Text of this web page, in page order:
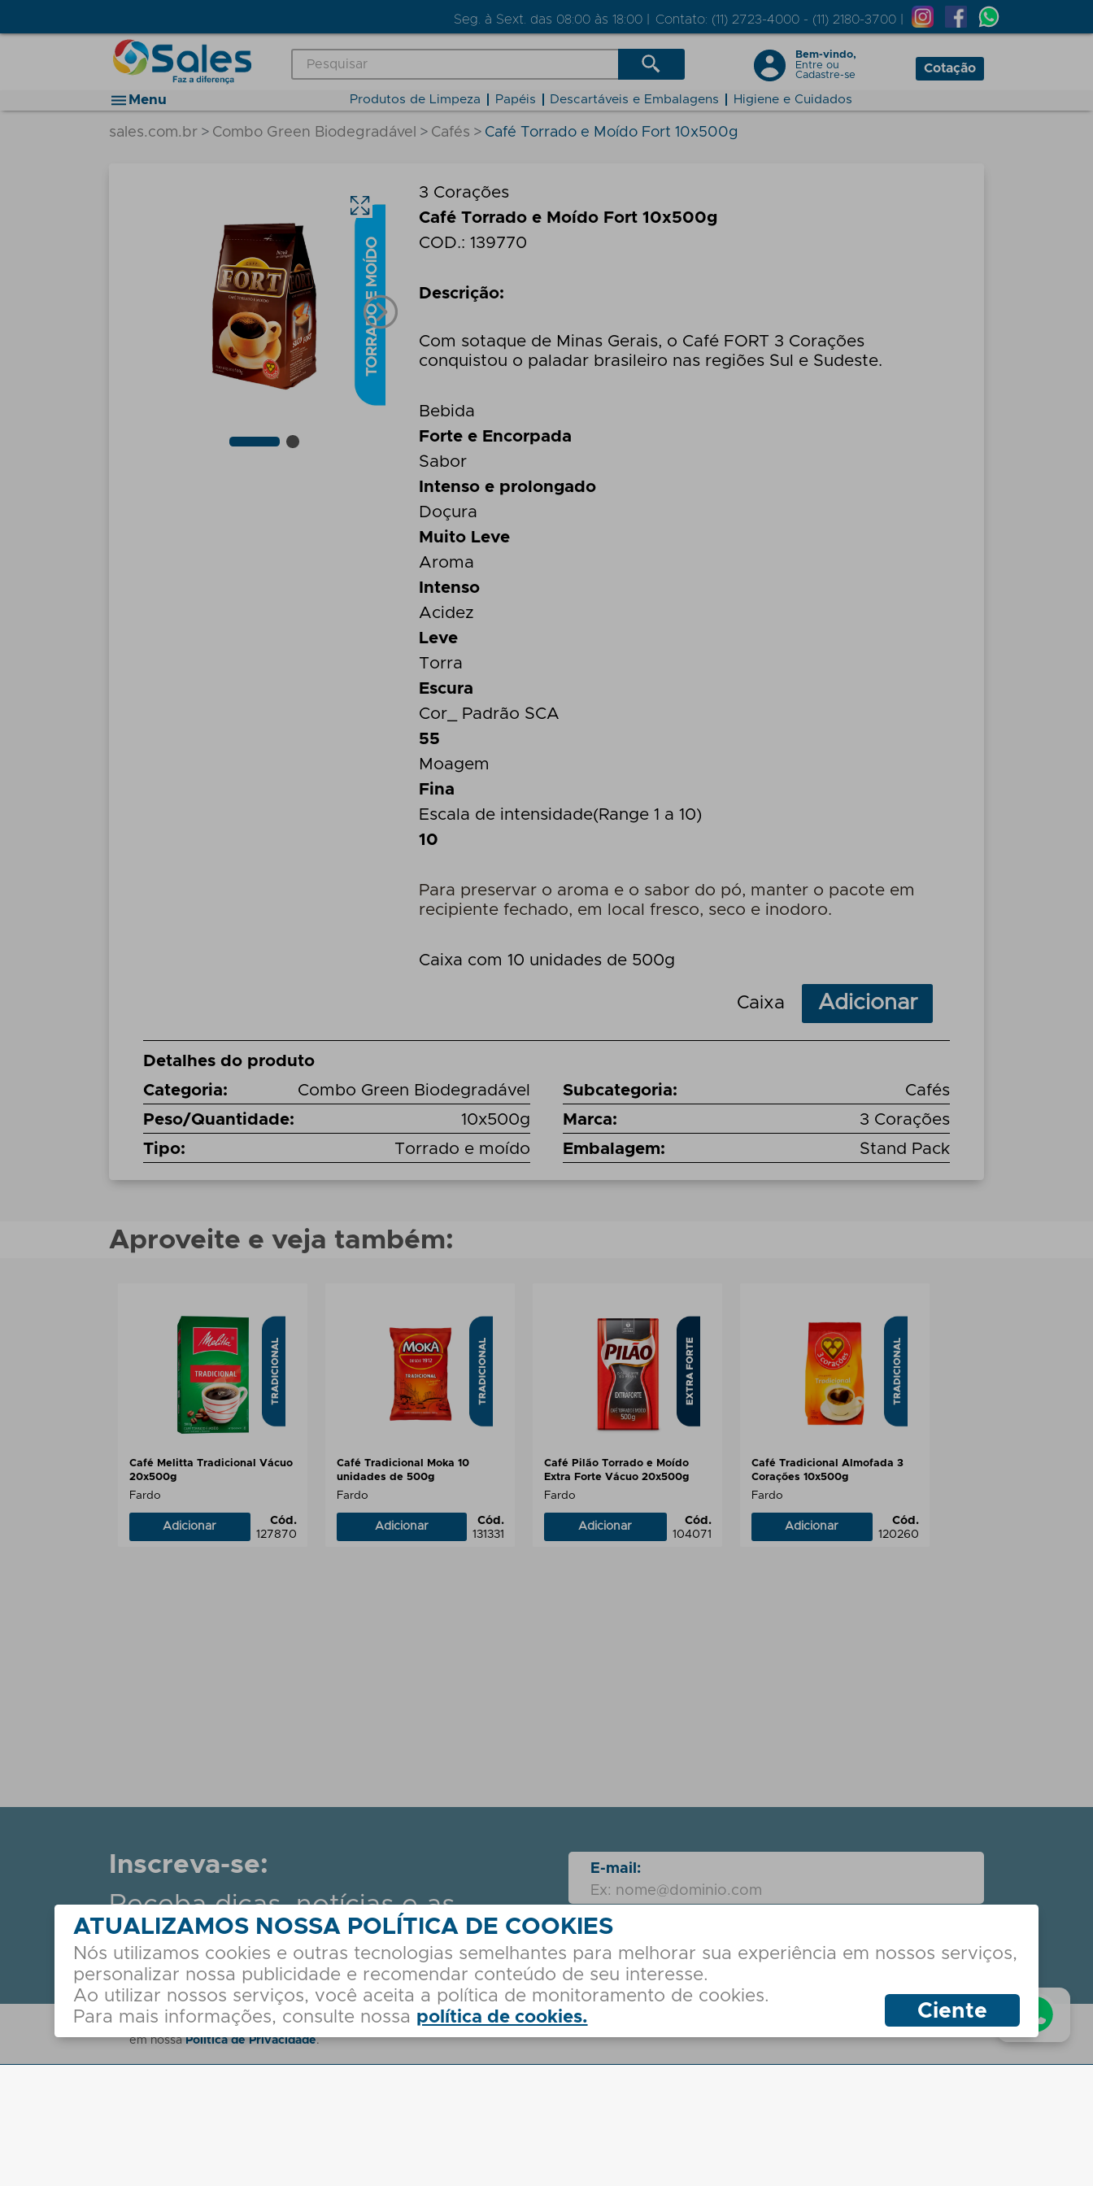
Seg. à Sext. das 08:00 às 18:00 | Contato: (11) 2723-4000 - (11) 2180-3700 |
Bem-vindo,
Entre ou
Cadastre-se
Cotação
Menu Produtos de Limpeza Papéis Descartáveis e Embalagens Higiene e Cuidados
sales.com.br Combo Green Biodegradável Cafés Café Torrado e Moído Fort 10x500g
3 Corações
Café Torrado e Moído Fort 10x500g
COD.: 139770
Descrição:
Com sotaque de Minas Gerais, o Café FORT 3 Corações
conquistou o paladar brasileiro nas regiões Sul e Sudeste.
Bebida
Forte e Encorpada
Sabor
Intenso e prolongado
Doçura
Muito Leve
Aroma
Intenso
Acidez
Leve
Torra
Escura
Cor_ Padrão SCA
55
Moagem
Fina
Escala de intensidade(Range 1 a 10)
10
Para preservar o aroma e o sabor do pó, manter o pacote em
recipiente fechado, em local fresco, seco e inodoro.
Caixa com 10 unidades de 500g
Caixa Adicionar
Detalhes do produto
Categoria: Combo Green Biodegradável Subcategoria:
Cafés
Peso/Quantidade: 10x500g Marca:
3 Corações
Tipo: Torrado e moído Embalagem: Stand Pack
Aproveite e veja também:
Café Melitta Tradicional Vácuo
20x500g
Fardo
Adicionar
Cód.
127870
Café Tradicional Moka 10
unidades de 500g
Fardo
Adicionar
Cód.
131331
Café Pilão Torrado e Moído
Extra Forte Vácuo 20x500g
Fardo
Adicionar
Cód.
104071
Café Tradicional Almofada 3
Corações 10x500g
Fardo
Adicionar
Cód.
120260
Inscreva-se:
Receba dicas, notícias e as
principais novidades da Sales
E-mail:
A Sales coleta seu e-mail para envio de nossas dicas e novidades. Este dado não é compartilhado com terceiros e garantimos sua segurança com base
em nossaPolítica de Privacidade.
ATUALIZAMOS NOSSA POLÍTICA DE COOKIES
Nós utilizamos cookies e outras tecnologias semelhantes para melhorar sua experiência em nossos serviços,
personalizar nossa publicidade e recomendar conteúdo de seu interesse.
Ao utilizar nossos serviços, você aceita a política de monitoramento de cookies.
Para mais informações, consulte nossa política de cookies. Ciente